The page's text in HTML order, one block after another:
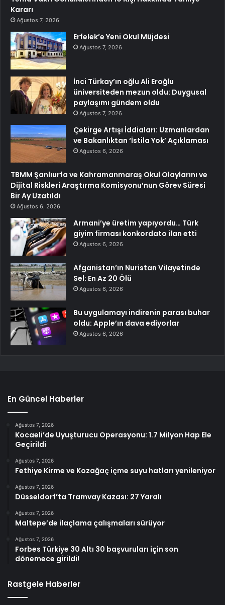
Kararı
Ağustos 7, 2026
Erfelek’e Yeni Okul Müjdesi
Ağustos 7, 2026
İnci Türkay’ın oğlu Ali Eroğlu
üniversiteden mezun oldu: Duygusal
paylaşımı gündem oldu
Ağustos 7, 2026
Çekirge Artışı İddiaları: Uzmanlardan
ve Bakanlıktan ‘İstila Yok’ Açıklaması
Ağustos 6, 2026
TBMM Şanlıurfa ve Kahramanmaraş Okul Olaylarını ve
Dijital Riskleri Araştırma Komisyonu’nun Görev Süresi
Bir Ay Uzatıldı
Ağustos 6, 2026
Armani’ye üretim yapıyordu… Türk
giyim firması konkordato ilan etti
Ağustos 6, 2026
Afganistan’ın Nuristan Vilayetinde
Sel: En Az 20 Ölü
Ağustos 6, 2026
Bu uygulamayı indirenin parası buhar
oldu: Apple’ın dava ediyorlar
Ağustos 6, 2026
En Güncel Haberler
Ağustos 7, 2026
Kocaeli’de Uyuşturucu Operasyonu: 1.7 Milyon Hap Ele
Geçirildi
Ağustos 7, 2026
Fethiye Kirme ve Kozağaç içme suyu hatları yenileniyor
Ağustos 7, 2026
Düsseldorf’ta Tramvay Kazası: 27 Yaralı
Ağustos 7, 2026
Maltepe’de ilaçlama çalışmaları sürüyor
Ağustos 7, 2026
Forbes Türkiye 30 Altı 30 başvuruları için son
dönemece girildi!
Rastgele Haberler